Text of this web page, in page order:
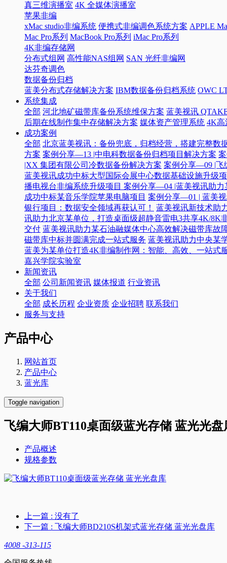
真三维演播室 4K 全媒体演播室
苹果非编
xMac studio非编系统 便携式非编调色系统方案 APPLE
Mac Pro系列 MacBook Pro系列 iMac Pro系列
4K非编存储网
分布式组网 高性能NAS组网 SAN 光纤非编网
达芬奇调色
数据备份归档
蓝美分布式存储解决方案 IBM数据备份归档系统 OWC
系统集成
全部 河北地矿磁带库备份系统维保方案 蓝美视讯
后期在线制作集中存储解决方案 媒体资产管理系统 4K高
成功案例
全部 北京蓝美视讯：备份兜底，归档经营，搭建完整数
方案 案例分享—13 |中电科数据备份归档项目解决方案
|XX 集团有限公司冷数据备份解决方案 案例分享—09 |飞
蓝美视讯成功中标大型国际会展中心数据基础设施升级
播电视台非编系统升级项目​ 案例分享—04 |蓝美视讯助
成功中标某音乐学院苹果电脑项目 案例分享—01 | 蓝美
银行项目：数据安全领域再获认可！
蓝美视讯新技术
讯助力北京某单位，打造桌面级超静音雷电3共享4K/8K
交付 蓝美视讯助力某石油融媒体中心高效解决磁带库故
磁带库中标并圆满完成一站式服务 蓝美视讯助力中央某
蓝美为某单位打造4K非编制作网：智能、高效、一站式
嘉兴学院实验室
新闻资讯
全部 公司新闻资讯 媒体报道 行业资讯
关于我们
全部 成长历程 企业资质 企业招聘 联系我们
服务与支持
产品中心
网站首页
产品中心
蓝光库
Toggle navigation
飞编大师BT110桌面级蓝光存储 蓝光光盘
产品概述
规格参数
上一篇 : 没有了
下一篇 : 飞编大师BD210S机架式蓝光存储 蓝光光盘库
4008 -313-115